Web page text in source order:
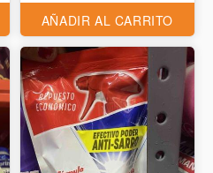
AÑADIR AL CARRITO